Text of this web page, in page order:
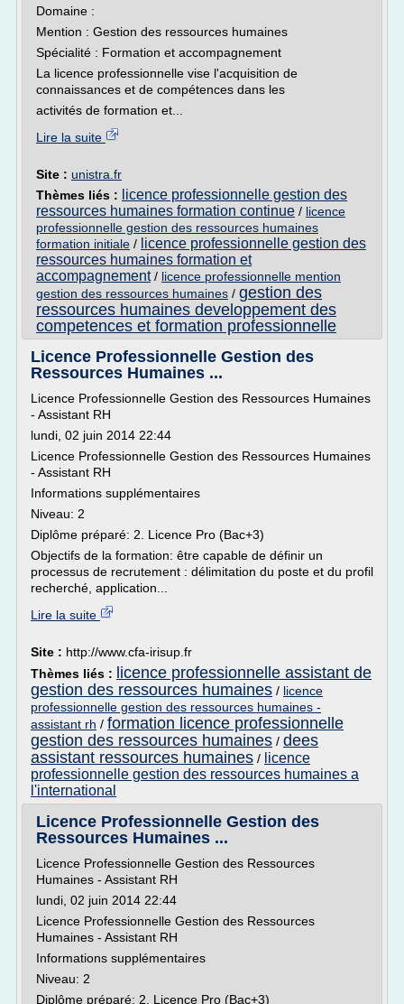
Domaine :
Mention : Gestion des ressources humaines
Spécialité : Formation et accompagnement
La licence professionnelle vise l'acquisition de
connaissances et de compétences dans les
activités de formation et...
Lire la suite
Site : unistra.fr
Thèmes liés :
licence professionnelle gestion des
ressources humaines formation continue / licence
professionnelle gestion des ressources humaines
formation initiale / licence professionnelle gestion des
ressources humaines formation et
accompagnement/ licence professionnelle mention
gestion des ressources humaines / gestion des
ressources humaines developpement des
competences et formation professionnelle
Licence Professionnelle Gestion des
Ressources Humaines ...
Licence Professionnelle Gestion des Ressources Humaines
- Assistant RH
lundi, 02 juin 2014 22:44
Licence Professionnelle Gestion des Ressources Humaines
- Assistant RH
Informations supplémentaires
Niveau: 2
Diplôme préparé: 2. Licence Pro (Bac+3)
Objectifs de la formation: être capable de définir un
processus de recrutement : délimitation du poste et du profil
recherché, application...
Lire la suite
Site : http://www.cfa-irisup.fr
Thèmes liés :
licence professionnelle assistant de
gestion des ressources humaines / licence
professionnelle gestion des ressources humaines -
assistant rh / formation licence professionnelle
gestion des ressources humaines / dees
assistant ressources humaines / licence
professionnelle gestion des ressources humaines a
l'international
Licence Professionnelle Gestion des
Ressources Humaines ...
Licence Professionnelle Gestion des Ressources
Humaines - Assistant RH
lundi, 02 juin 2014 22:44
Licence Professionnelle Gestion des Ressources
Humaines - Assistant RH
Informations supplémentaires
Niveau: 2
Diplôme préparé: 2. Licence Pro (Bac+3)